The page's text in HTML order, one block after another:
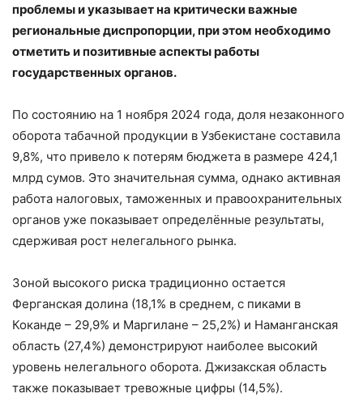
проблемы и указывает на критически важные
региональные диспропорции, при этом необходимо
отметить и позитивные аспекты работы
государственных органов.
По состоянию на 1 ноября 2024 года, доля незаконного
оборота табачной продукции в Узбекистане составила
9,8%, что привело к потерям бюджета в размере 424,1
млрд сумов. Это значительная сумма, однако активная
работа налоговых, таможенных и правоохранительных
органов уже показывает определённые результаты,
сдерживая рост нелегального рынка.
Зоной высокого риска традиционно остается
Ферганская долина (18,1% в среднем, с пиками в
Коканде – 29,9% и Маргилане – 25,2%) и Наманганская
область (27,4%) демонстрируют наиболее высокий
уровень нелегального оборота. Джизакская область
также показывает тревожные цифры (14,5%).